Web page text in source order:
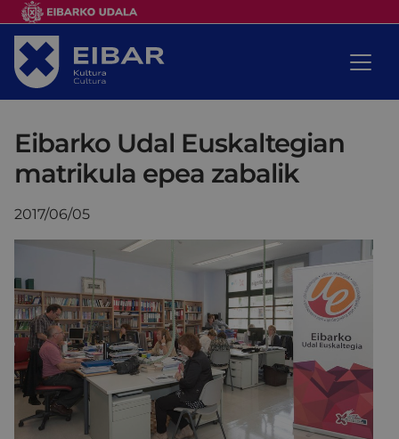
Eibarko Udal Euskaltegian
matrikula epea zabalik
2017/06/05